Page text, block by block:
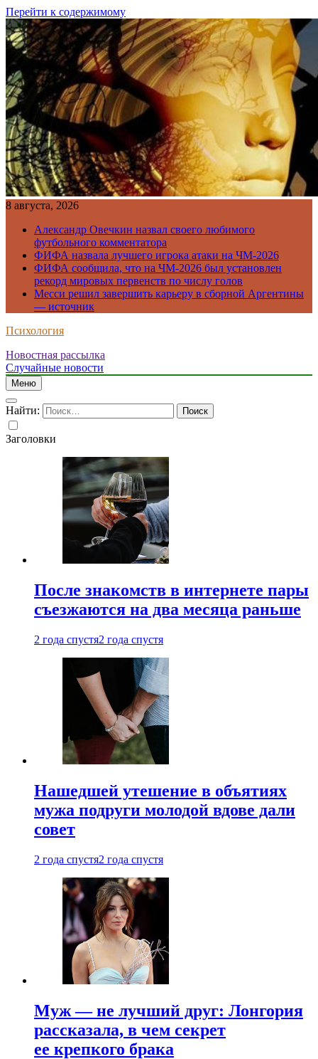
Перейти к содержимому
8 августа, 2026
Александр Овечкин назвал своего любимого
футбольного комментатора
ФИФА назвала лучшего игрока атаки на ЧМ-2026
ФИФА сообщила, что на ЧМ-2026 был установлен
рекорд мировых первенств по числу голов
Месси решил завершить карьеру в сборной Аргентины
— источник
Психология
Новостная рассылка
Случайные новости
Меню
Найти:
Заголовки
После знакомств в интернете пары
съезжаются на два месяца раньше
2 года спустя2 года спустя
Нашедшей утешение в объятиях
мужа подруги молодой вдове дали
совет
2 года спустя2 года спустя
Муж — не лучший друг: Лонгория
рассказала, в чем секрет
ее крепкого брака